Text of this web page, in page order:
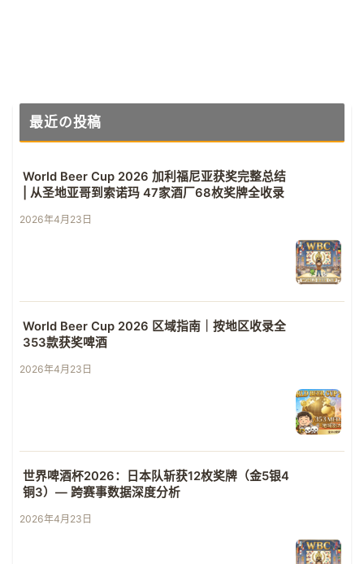
最近の投稿
World Beer Cup 2026 加利福尼亚获奖完整总结
| 从圣地亚哥到索诺玛 47家酒厂68枚奖牌全收录
2026年4月23日
World Beer Cup 2026 区域指南｜按地区收录全
353款获奖啤酒
2026年4月23日
世界啤酒杯2026：日本队斩获12枚奖牌（金5银4
铜3）— 跨赛事数据深度分析
2026年4月23日